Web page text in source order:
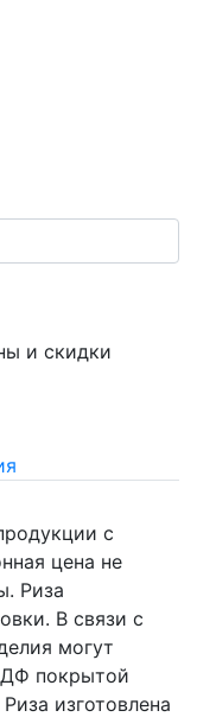
и скидки
с
цена не
Риза
В связи с
могут
покрытой
изготовлена